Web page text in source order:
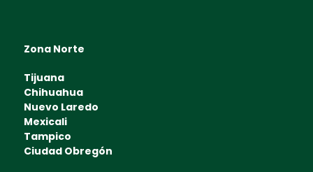
Zona Norte
Tijuana
Chihuahua
Nuevo Laredo
Mexicali
Tampico
Ciudad Obregón